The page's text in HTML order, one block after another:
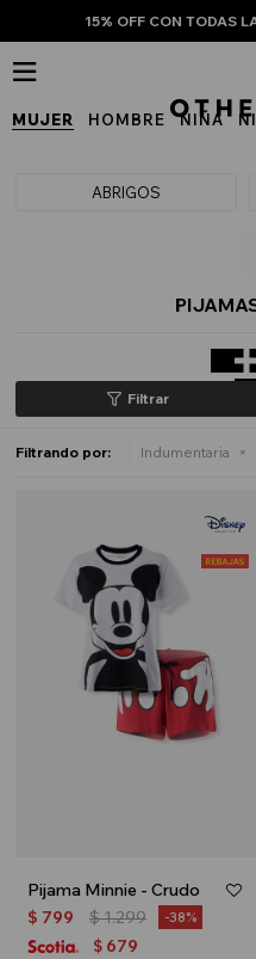
15% OFF CON TODAS
MUJER HOMBRE NIÑA

ABRIGOS
Filtrando por: Indumentaria
Pijama Minnie - Crudo
$ 799 $1.299 38
$ 679